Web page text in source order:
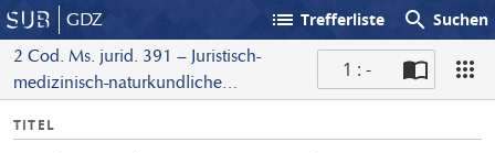
GDZ list Trefferliste search Suchen
2 Cod. Ms. jurid. 391 – Juristisch-
medizinisch-naturkundliche
1 : -
I
TITEL